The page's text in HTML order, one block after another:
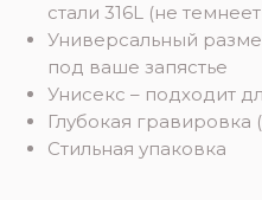
стали 316L (не
Универсальный
под ваше запястье
Унисекс – подходит
Глубокая гравировка
Стильная упаковка